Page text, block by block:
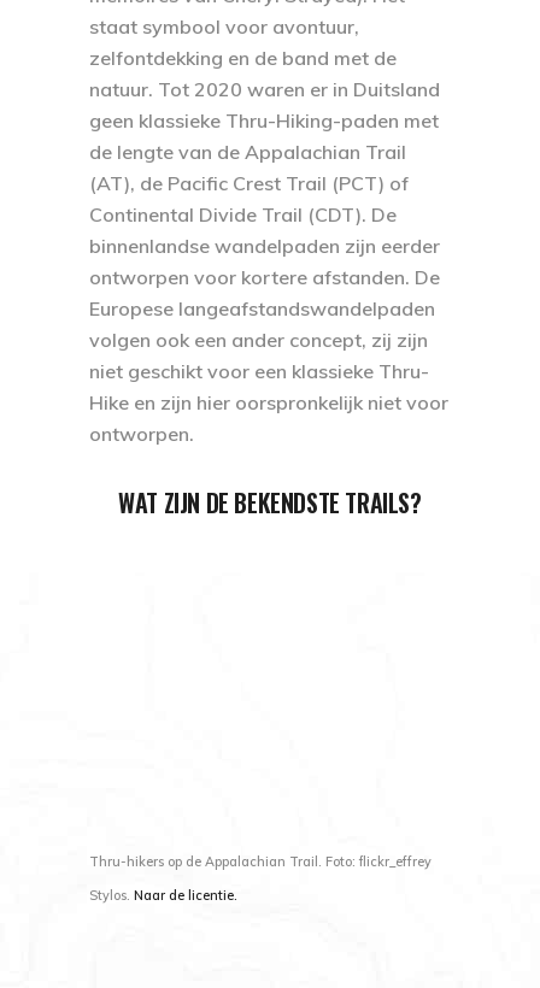
staat symbool voor avontuur,
zelfontdekking en de band met de
natuur. Tot 2020 waren er in Duitsland
geen klassieke Thru-Hiking-paden met
de lengte van de Appalachian Trail
(AT), de Pacific Crest Trail (PCT) of
Continental Divide Trail (CDT). De
binnenlandse wandelpaden zijn eerder
ontworpen voor kortere afstanden. De
Europese langeafstandswandelpaden
volgen ook een ander concept, zij zijn
niet geschikt voor een klassieke Thru-
Hike en zijn hier oorspronkelijk niet voor
ontworpen.
WAT ZIJN DE BEKENDSTE TRAILS?
Thru-hikers op de Appalachian Trail. Foto: flickr_effrey
Stylos. Naar de licentie.